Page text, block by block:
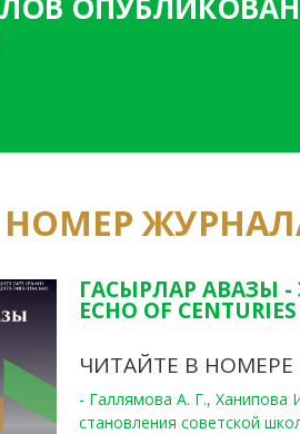
ГАСЫРЛАР АВАЗЫ -
ECHO OF
ЧИТАЙТЕ В НОМЕРЕ
- Галлямова А. Г.,
становления советской